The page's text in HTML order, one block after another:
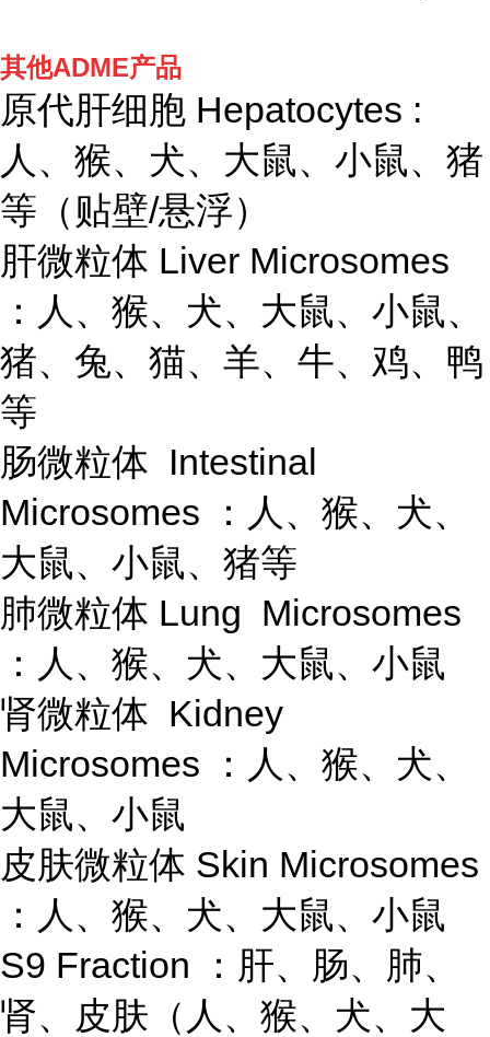
其他ADME产品
原代肝细胞 Hepatocytes :
人、猴、犬、大鼠、小鼠、猪
等（贴壁/悬浮）
肝微粒体 Liver Microsomes
：人、猴、犬、大鼠、小鼠、
猪、兔、猫、羊、牛、鸡、鸭
等
肠微粒体 Intestinal
Microsomes ：人、猴、犬、
大鼠、小鼠、猪等
肺微粒体 Lung Microsomes
：人、猴、犬、大鼠、小鼠
肾微粒体 Kidney
Microsomes ：人、猴、犬、
大鼠、小鼠
皮肤微粒体 Skin Microsomes
：人、猴、犬、大鼠、小鼠
S9 Fraction ：肝、肠、肺、
肾、皮肤（人、猴、犬、大